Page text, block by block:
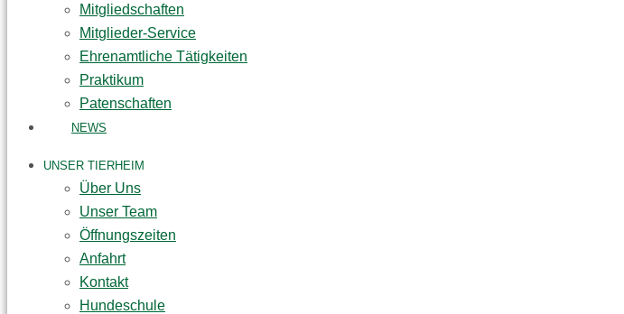
Mitgliedschaften
Mitglieder-Service
Ehrenamtliche Tätigkeiten
Praktikum
Patenschaften
NEWS
UNSER TIERHEIM
Über Uns
Unser Team
Öffnungszeiten
Anfahrt
Kontakt
Hundeschule